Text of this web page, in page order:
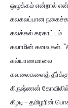
ஒழுக்கம் என்றால்
கலகலப்பான
கலக்கல் கரகாட்டம்
கலாமின் கனவுகள்.
கல்யாணமாலை
கவலைகளைத்
கிருஷ்ணன்
கீழடி - தமிழரின்